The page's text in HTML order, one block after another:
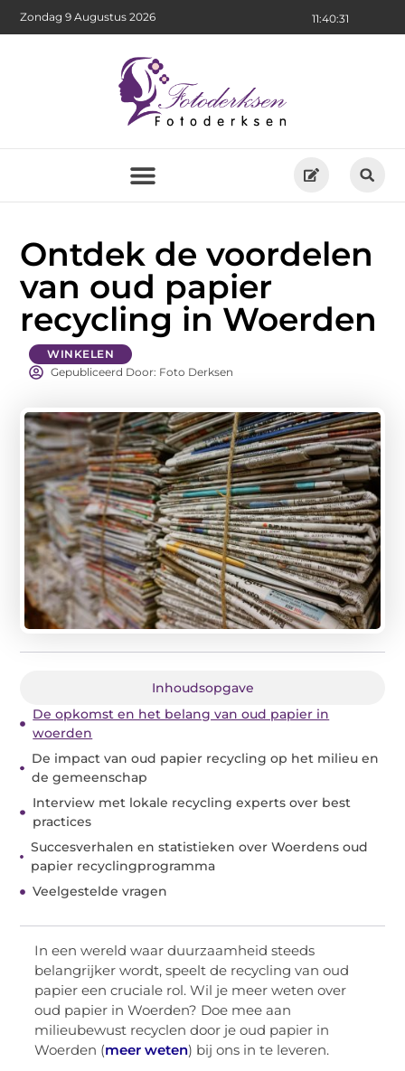
11:40:33
Zondag 9 Augustus 2026
Ontdek de voordelen
van oud papier
recycling in Woerden
WINKELEN
Gepubliceerd Door: Foto Derksen
Inhoudsopgave
De opkomst en het belang van oud papier in
woerden
De impact van oud papier recycling op het milieu en
de gemeenschap
Interview met lokale recycling experts over best
practices
Succesverhalen en statistieken over Woerdens oud
papier recyclingprogramma
Veelgestelde vragen
In een wereld waar duurzaamheid steeds
belangrijker wordt, speelt de recycling van oud
papier een cruciale rol. Wil je meer weten over
oud papier in Woerden? Doe mee aan
milieubewust recyclen door je oud papier in
Woerden (meer weten) bij ons in te leveren.